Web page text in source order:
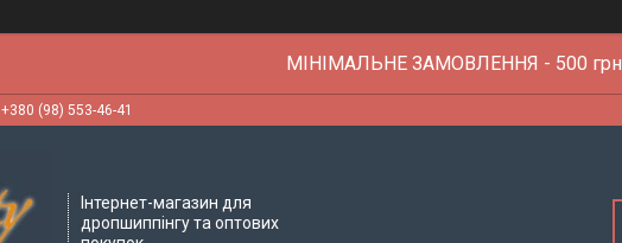
МІНІМАЛЬНЕ ЗАМОВЛЕННЯ - 500 грн
+380 (98) 553-46-41
Інтернет-магазин для
дропшиппінгу та оптових